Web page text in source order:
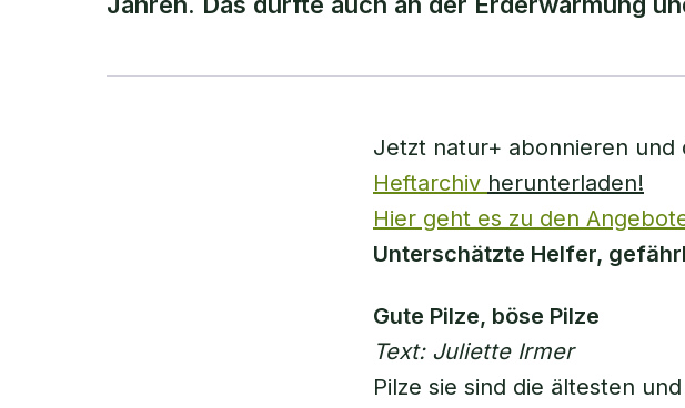
Jetzt natur+ abonnieren und
Heftarchiv herunterladen!
Hier geht es zu den
Unterschätzte Helfer,
Gute Pilze, böse Pilze
Text: Juliette Irmer
Pilze sie sind die ältesten